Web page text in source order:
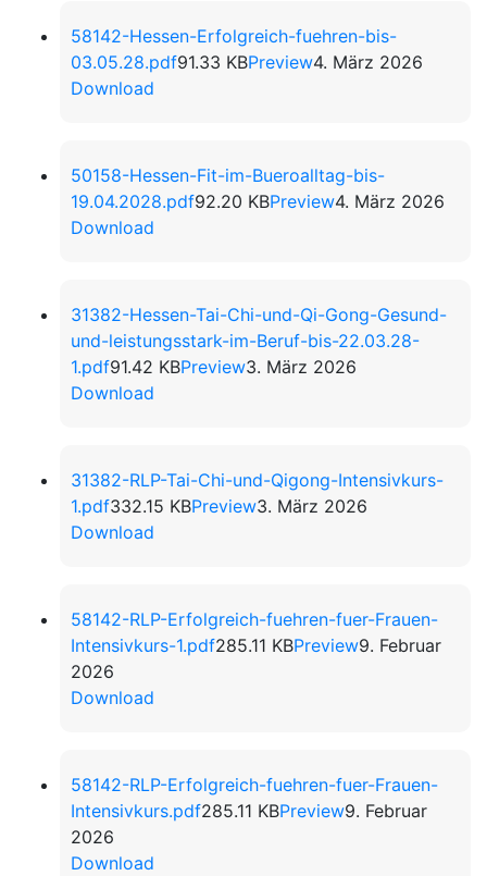
58142-Hessen-Erfolgreich-fuehren-bis-
03.05.28.pdf91.33 KBPreview4. März 2026
Download
50158-Hessen-Fit-im-Bueroalltag-bis-
19.04.2028.pdf92.20 KBPreview4. März 2026
Download
31382-Hessen-Tai-Chi-und-Qi-Gong-Gesund-
und-leistungsstark-im-Beruf-bis-22.03.28-
1.pdf91.42 KBPreview3. März 2026
Download
31382-RLP-Tai-Chi-und-Qigong-Intensivkurs-
1.pdf332.15 KBPreview3. März 2026
Download
58142-RLP-Erfolgreich-fuehren-fuer-Frauen-
Intensivkurs-1.pdf285.11 KBPreview9. Februar
2026
Download
58142-RLP-Erfolgreich-fuehren-fuer-Frauen-
Intensivkurs.pdf285.11 KBPreview9. Februar
2026
Download